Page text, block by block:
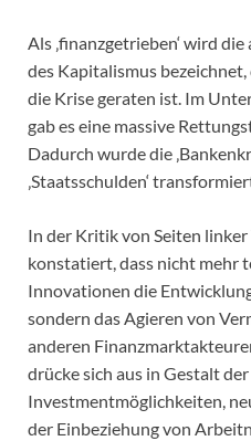
Als ‚finanzgetrieben‘ wird
des Kapitalismus
die Krise geraten ist. Im
gab es eine massive
Dadurch wurde die
‚Staatsschulden‘
In der Kritik von Seiten
konstatiert, dass nicht mehr
Innovationen die
sondern das Agieren von
anderen
drücke sich aus in Gestalt
Investmentmöglichkeiten,
der Einbeziehung von